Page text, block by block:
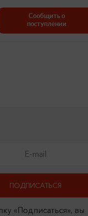
Сообщить о
поступлении
ПОДПИСАТЬСЯ
«Подписаться», вы